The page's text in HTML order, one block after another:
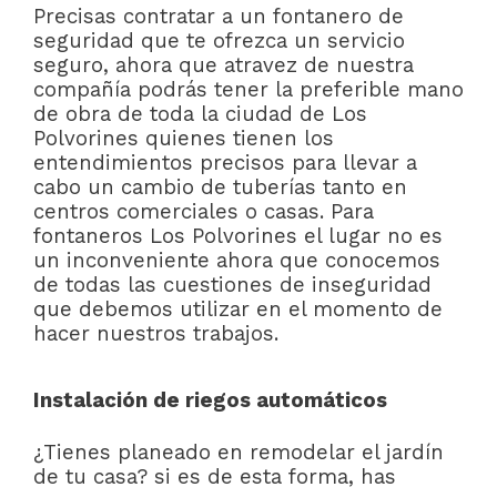
Precisas contratar a un fontanero de
seguridad que te ofrezca un servicio
seguro, ahora que atravez de nuestra
compañía podrás tener la preferible mano
de obra de toda la ciudad de Los
Polvorines quienes tienen los
entendimientos precisos para llevar a
cabo un cambio de tuberías tanto en
centros comerciales o casas. Para
fontaneros Los Polvorines el lugar no es
un inconveniente ahora que conocemos
de todas las cuestiones de inseguridad
que debemos utilizar en el momento de
hacer nuestros trabajos.
Instalación de riegos automáticos
¿Tienes planeado en remodelar el jardín
de tu casa? si es de esta forma, has